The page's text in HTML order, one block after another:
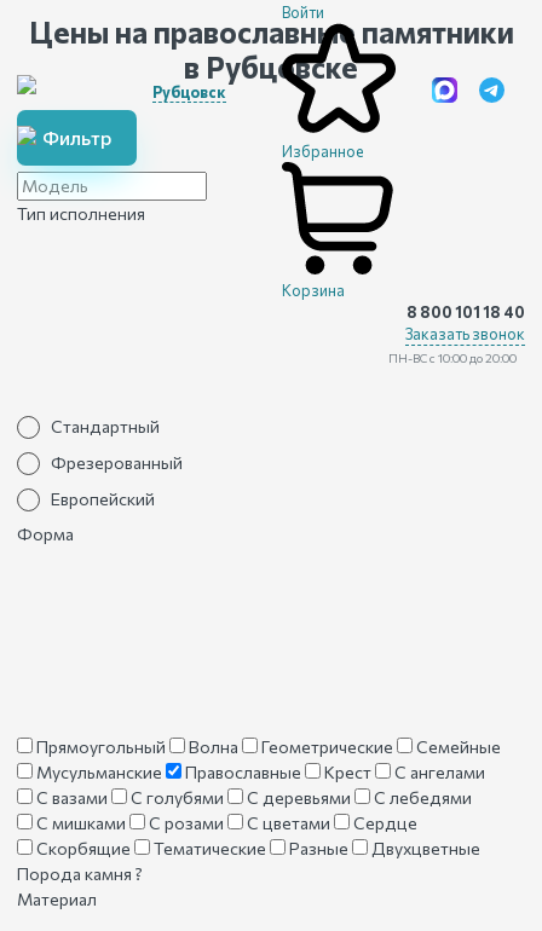
Рубцовск
Войти
Избранное
Корзина
8 800 101 18 40
Заказать звонок
ПН-ВС с 10:00 до 20:00
Цены на православные памятники
в Рубцовске
Фильтр
Тип исполнения
Стандартный
Фрезерованный
Европейский
Форма
Прямоугольный Волна Геометрические
Семейные
Мусульманские
Православные Крест
С ангелами
С вазами
С голубями С деревьями
С лебедями
С мишками
С розами С цветами
Сердце
Скорбящие
Тематические Разные
Двухцветные
Порода камня ?
Материал